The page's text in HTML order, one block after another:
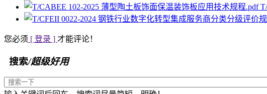
您必须 [ 登录 ] 才能评论！
搜索/超级好用